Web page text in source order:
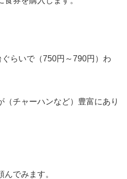
らいで（750円～790円）わ
（チャーハンなど）豊富にあり
んでみます。